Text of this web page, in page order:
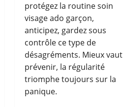
protégez la routine soin
visage ado garçon,
anticipez, gardez sous
contrôle ce type de
désagréments. Mieux vaut
prévenir, la régularité
triomphe toujours sur la
panique.